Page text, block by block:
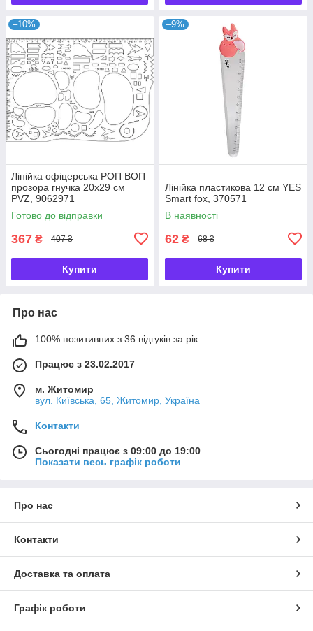
–10%
Лінійка офіцерська РОП ВОП
прозора гнучка 20х29 см
PVZ, 9062971
Готово до відправки
367 ₴ 407 ₴
Купити
–9%
Лінійка пластикова 12 см YES
Smart fox, 370571
В наявності
62 ₴ 68 ₴
Купити
Про нас
100% позитивних з 36 відгуків за рік
Працює з 23.02.2017
м. Житомир
вул. Київська, 65, Житомир, Україна
Контакти
Сьогодні працює з 09:00 до 19:00
Показати весь графік роботи
Про нас
Контакти
Доставка та оплата
Графік роботи